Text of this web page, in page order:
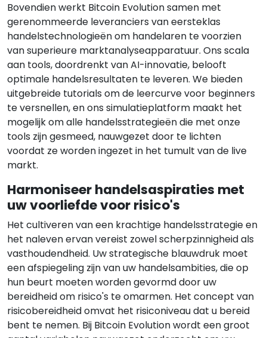
Bovendien werkt Bitcoin Evolution samen met
gerenommeerde leveranciers van eersteklas
handelstechnologieën om handelaren te voorzien
van superieure marktanalyseapparatuur. Ons scala
aan tools, doordrenkt van AI-innovatie, belooft
optimale handelsresultaten te leveren. We bieden
uitgebreide tutorials om de leercurve voor beginners
te versnellen, en ons simulatieplatform maakt het
mogelijk om alle handelsstrategieën die met onze
tools zijn gesmeed, nauwgezet door te lichten
voordat ze worden ingezet in het tumult van de live
markt.
Harmoniseer handelsaspiraties met
uw voorliefde voor risico's
Het cultiveren van een krachtige handelsstrategie en
het naleven ervan vereist zowel scherpzinnigheid als
vasthoudendheid. Uw strategische blauwdruk moet
een afspiegeling zijn van uw handelsambities, die op
hun beurt moeten worden gevormd door uw
bereidheid om risico's te omarmen. Het concept van
risicobereidheid omvat het risiconiveau dat u bereid
bent te nemen. Bij Bitcoin Evolution wordt een groot